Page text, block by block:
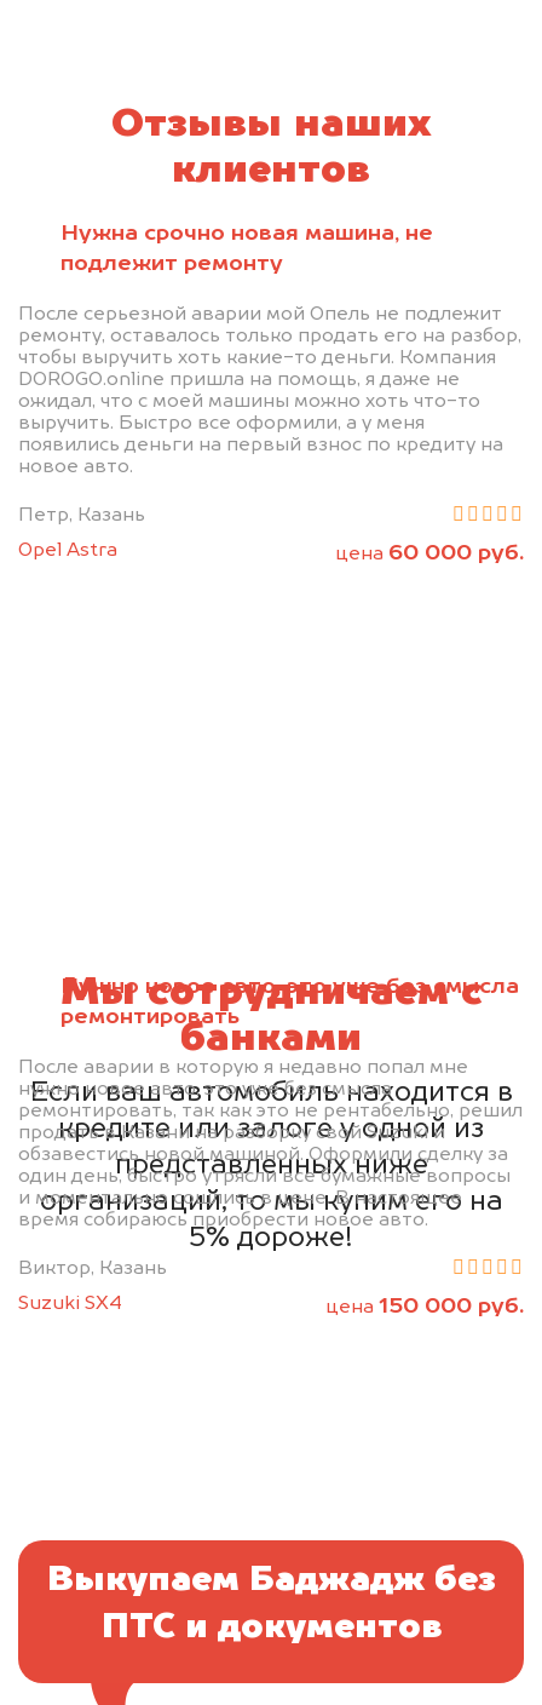
Отзывы наших
клиентов
Нужна срочно новая машина, не
подлежит ремонту
После серьезной аварии мой Опель не подлежит
ремонту, оставалось только продать его на разбор,
чтобы выручить хоть какие-то деньги. Компания
DOROGO.online пришла на помощь, я даже не
ожидал, что с моей машины можно хоть что-то
выручить. Быстро все оформили, а у меня
появились деньги на первый взнос по кредиту на
новое авто.
Петр, Казань
Opel Astra
цена 60 000 руб.
Нужно новое авто, это уже без смысла
ремонтировать
После аварии в которую я недавно попал мне
нужно новое авто, это уже без смысла
ремонтировать, так как это не рентабельно, решил
продать в Казани на разборку свой Suzuki и
обзавестись новой машиной. Оформили сделку за
один день, быстро утрясли все бумажные вопросы
и моментально сошлись в цене. В настоящее
время собираюсь приобрести новое авто.
Виктор, Казань
Suzuki SX4
цена 150 000 руб.
Мы сотрудничаем с
банками
Если ваш автомобиль находится в
кредите или залоге у одной из
представленных ниже
организаций, то мы купим его на
5% дороже!
Выкупаем Баджадж без
ПТС и документов